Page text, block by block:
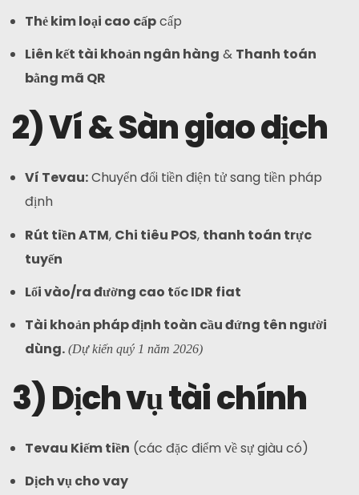
Thẻ kim loại cao cấpcấp
Liên kết tài khoản ngân hàng & Thanh toán
bằng mã QR
2) Ví & Sàn giao dịch
Ví Tevau:Chuyển đổi tiền điện tử sang tiền pháp
định
Rút tiền ATM, Chi tiêu POS, thanh toán trực
tuyến
Lối vào/ra đường cao tốc IDR fiat
Tài khoản pháp định toàn cầu đứng tên người
dùng. (Dự kiến quý 1 năm 2026)
3) Dịch vụ tài chính
Tevau Kiếm tiền (các đặc điểm về sự giàu có)
Dịch vụ cho vay